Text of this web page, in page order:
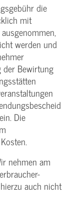
die
mit
werden und
der Bewirtung
Die
nehmen am
auch nicht